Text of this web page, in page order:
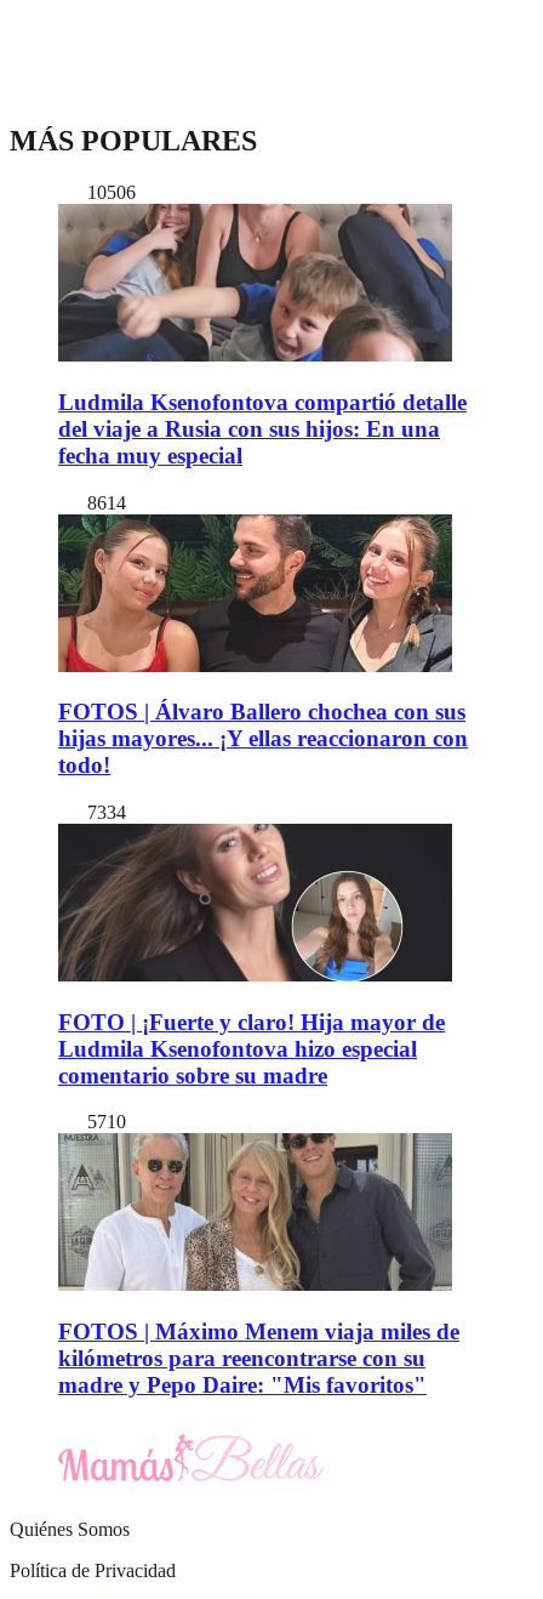
MÁS POPULARES
10506
Ludmila Ksenofontova compartió detalle
del viaje a Rusia con sus hijos: En una
fecha muy especial
8614
FOTOS | Álvaro Ballero chochea con sus
hijas mayores... ¡Y ellas reaccionaron con
todo!
7334
FOTO | ¡Fuerte y claro! Hija mayor de
Ludmila Ksenofontova hizo especial
comentario sobre su madre
5710
FOTOS | Máximo Menem viaja miles de
kilómetros para reencontrarse con su
madre y Pepo Daire: "Mis favoritos"
Quiénes Somos
Política de Privacidad